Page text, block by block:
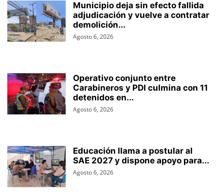
Municipio deja sin efecto fallida
adjudicación y vuelve a contratar
demolición...
Agosto 6, 2026
Operativo conjunto entre
Carabineros y PDI culmina con 11
detenidos en...
Agosto 6, 2026
Educación llama a postular al
SAE 2027 y dispone apoyo para...
Agosto 6, 2026